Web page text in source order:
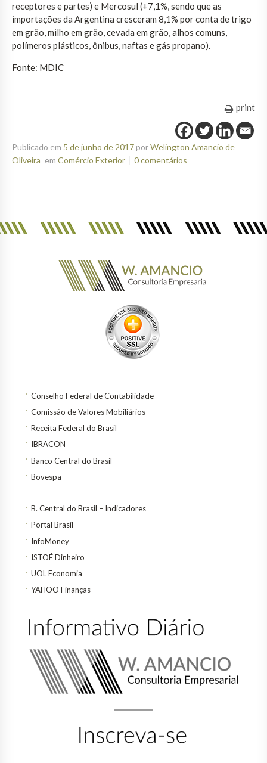
receptores e partes) e Mercosul (+7,1%, sendo que as
importações da Argentina cresceram 8,1% por conta de trigo
em grão, milho em grão, cevada em grão, alhos comuns,
polímeros plásticos, ônibus, naftas e gás propano).
Fonte: MDIC
print
Publicado em 5 de junho de 2017porWelington Amancio de
Oliveira em Comércio Exterior 0 comentários
Conselho Federal de Contabilidade
Comissão de Valores Mobiliários
Receita Federal do Brasil
IBRACON
Banco Central do Brasil
Bovespa
B. Central do Brasil – Indicadores
Portal Brasil
InfoMoney
ISTOÉ Dinheiro
UOL Economia
YAHOO Finanças